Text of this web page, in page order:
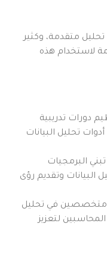
متقدمة، وكثير
لاستخدام هذه
دورات تدريبية
تحليل البيانات
البرمجيات
البيانات وتقديم رؤى
في تحليل
لتعزيز